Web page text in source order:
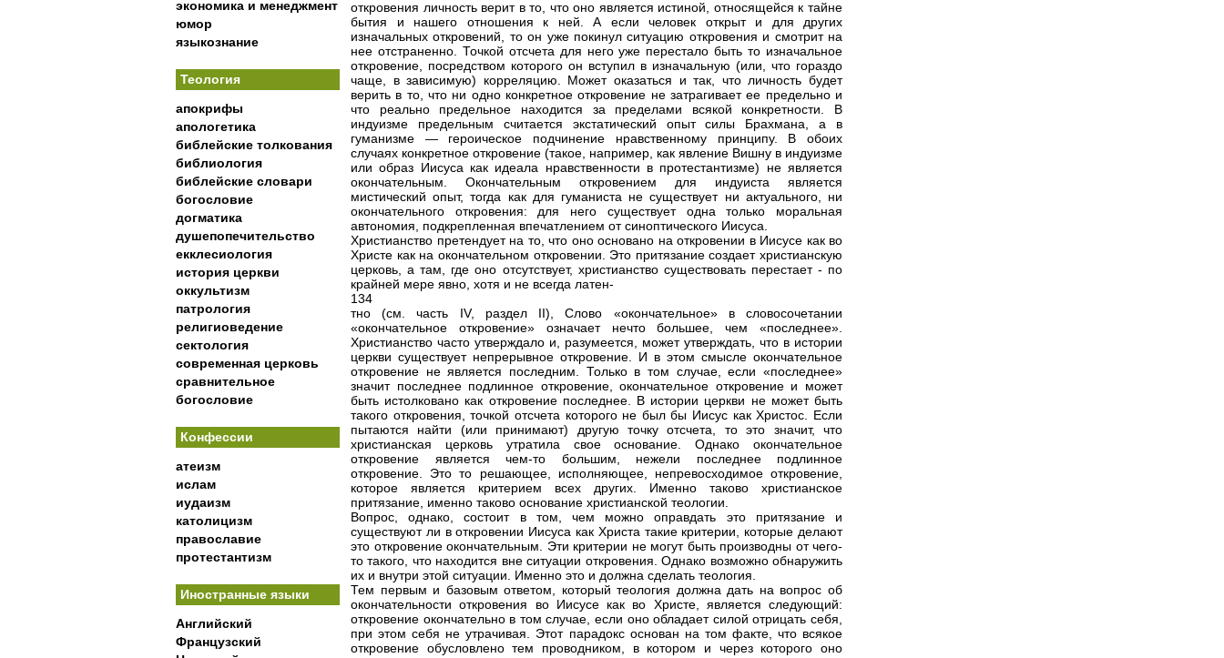
экономика и менеджмент
юмор
языкознание
Теология
апокрифы
апологетика
библейские толкования
библиология
библейские словари
богословие
догматика
душепопечительство
екклесиология
история церкви
оккультизм
патрология
религиоведение
сектология
современная церковь
сравнительное
богословие
Конфессии
атеизм
ислам
иудаизм
католицизм
православие
протестантизм
Иностранные языки
Английский
Французский
откровения личность верит в то, что оно является истиной, относящейся к тайне
бытия и нашего отношения к ней. А если человек открыт и для других
изначальных откровений, то он уже покинул ситуацию откровения и смотрит на
нее отстраненно. Точкой отсчета для него уже перестало быть то изначальное
откровение, посредством которого он вступил в изначальную (или, что гораздо
чаще, в зависимую) корреляцию. Может оказаться и так, что личность будет
верить в то, что ни одно конкретное откровение не затрагивает ее предельно и
что реально предельное находится за пределами всякой конкретности. В
индуизме предельным считается экстатический опыт силы Брахмана, а в
гуманизме — героическое подчинение нравственному принципу. В обоих
случаях конкретное откровение (такое, например, как явление Вишну в индуизме
или образ Иисуса как идеала нравственности в протестантизме) не является
окончательным. Окончательным откровением для индуиста является
мистический опыт, тогда как для гуманиста не существует ни актуального, ни
окончательного откровения: для него существует одна только моральная
автономия, подкрепленная впечатлением от синоптического Иисуса.
Христианство претендует на то, что оно основано на откровении в Иисусе как во
Христе как на окончательном откровении. Это притязание создает христианскую
церковь, а там, где оно отсутствует, христианство существовать перестает - по
крайней мере явно, хотя и не всегда латен-
134
тно (см. часть IV, раздел II), Слово «окончательное» в словосочетании
«окончательное откровение» означает нечто большее, чем «последнее».
Христианство часто утверждало и, разумеется, может утверждать, что в истории
церкви существует непрерывное откровение. И в этом смысле окончательное
откровение не является последним. Только в том случае, если «последнее»
значит последнее подлинное откровение, окончательное откровение и может
быть истолковано как откровение последнее. В истории церкви не может быть
такого откровения, точкой отсчета которого не был бы Иисус как Христос. Если
пытаются найти (или принимают) другую точку отсчета, то это значит, что
христианская церковь утратила свое основание. Однако окончательное
откровение является чем-то большим, нежели последнее подлинное
откровение. Это то решающее, исполняющее, непревосходимое откровение,
которое является критерием всех других. Именно таково христианское
притязание, именно таково основание христианской теологии.
Вопрос, однако, состоит в том, чем можно оправдать это притязание и
существуют ли в откровении Иисуса как Христа такие критерии, которые делают
это откровение окончательным. Эти критерии не могут быть производны от чего-
то такого, что находится вне ситуации откровения. Однако возможно обнаружить
их и внутри этой ситуации. Именно это и должна сделать теология.
Тем первым и базовым ответом, который теология должна дать на вопрос об
окончательности откровения во Иисусе как во Христе, является следующий:
откровение окончательно в том случае, если оно обладает силой отрицать себя,
при этом себя не утрачивая. Этот парадокс основан на том факте, что всякое
откровение обусловлено тем проводником, в котором и через которого оно